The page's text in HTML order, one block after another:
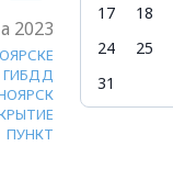
2023
ГИБДД
ПУНКТ
17
18
24
25
31